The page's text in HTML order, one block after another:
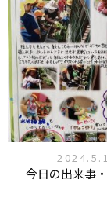
今日の出来事